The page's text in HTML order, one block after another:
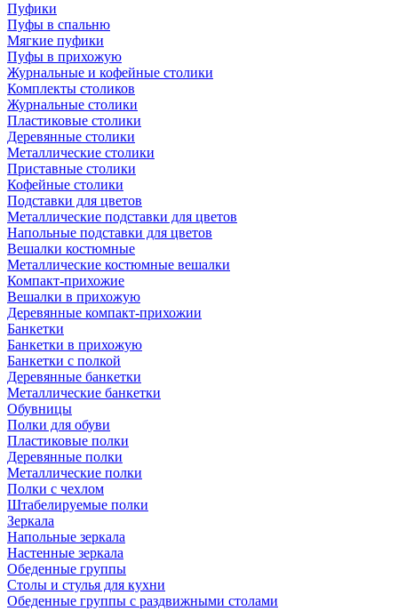
Пуфики
Пуфы в спальню
Мягкие пуфики
Пуфы в прихожую
Журнальные и кофейные столики
Комплекты столиков
Журнальные столики
Пластиковые столики
Деревянные столики
Металлические столики
Приставные столики
Кофейные столики
Подставки для цветов
Металлические подставки для цветов
Напольные подставки для цветов
Вешалки костюмные
Металлические костюмные вешалки
Компакт-прихожие
Вешалки в прихожую
Деревянные компакт-прихожии
Банкетки
Банкетки в прихожую
Банкетки с полкой
Деревянные банкетки
Металлические банкетки
Обувницы
Полки для обуви
Пластиковые полки
Деревянные полки
Металлические полки
Полки с чехлом
Штабелируемые полки
Зеркала
Напольные зеркала
Настенные зеркала
Обеденные группы
Столы и стулья для кухни
Обеденные группы с раздвижными столами